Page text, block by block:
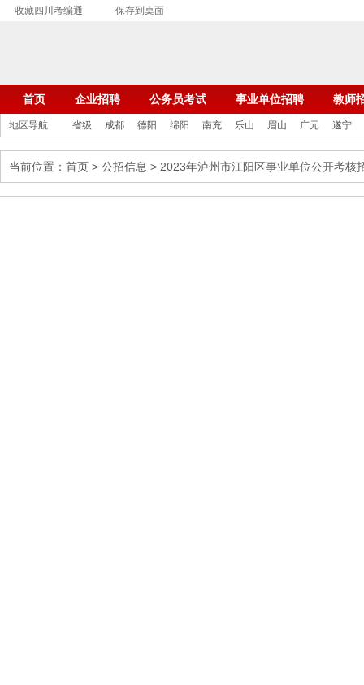
收藏四川考编通 保存到桌面
首页 企业招聘 公务员考试 事业单位招聘 教师
地区导航 省级 成都 德阳 绵阳 南充 乐山 眉山 广元 遂宁
当前位置： 首页 > 公招信息 > 2023年泸州市江阳区事业单位公开考核